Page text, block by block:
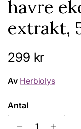
havre
extrakt,
Ordinarie pris
299 kr
Av Herbiolys
Antal